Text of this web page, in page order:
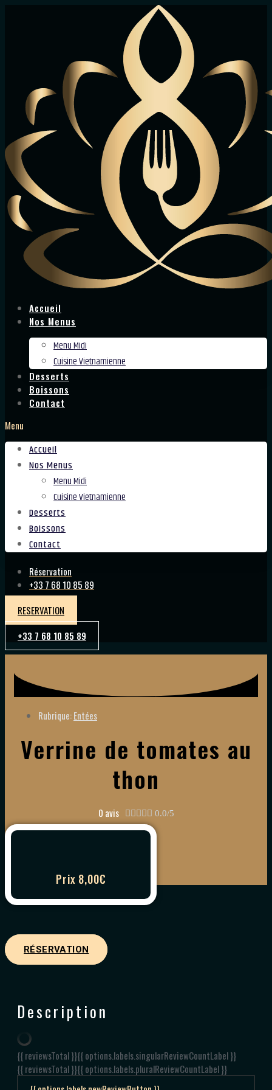
Accueil
Nos Menus
Menu Midi
Cuisine Vietnamienne
Desserts
Boissons
Contact
Menu
Accueil
Nos Menus
Menu Midi
Cuisine Vietnamienne
Desserts
Boissons
Contact
Réservation
+33 7 68 10 85 89
RESERVATION
+33 7 68 10 85 89
Rubrique:Entées
Verrine de tomates au
thon
0 avis      0.0/5
Prix 8,00€
RÉSERVATION
Description
{{ reviewsTotal }}{{ options.labels.singularReviewCountLabel }}
{{ reviewsTotal }}{{ options.labels.pluralReviewCountLabel }}